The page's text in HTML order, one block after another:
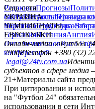
РедакцияПрогнозы
сайтуКонтактыПравила
политикаСтруктура
Соц. сети
facebookxyoutubeinstagram
УКРАИНА
УкраинаПервая лига
ЧЕМПИОНАТЫ
ГерманияИспанияАнглия
ЕВРОКУБКИ
Лига чемпионовЛига
конференций
Онлайн-медиа «Футбол
79008Телефон +380 (32)
legal@24tv.com.ua
субъектов в сфере медиа
21+Материалы сайта
При цитировании и
на "Футбол 24"
использовании в сети